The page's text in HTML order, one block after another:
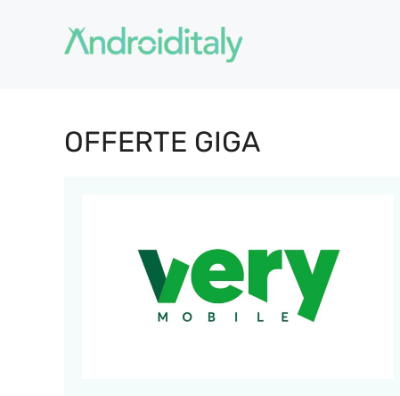
contenuto
OFFERTE GIGA